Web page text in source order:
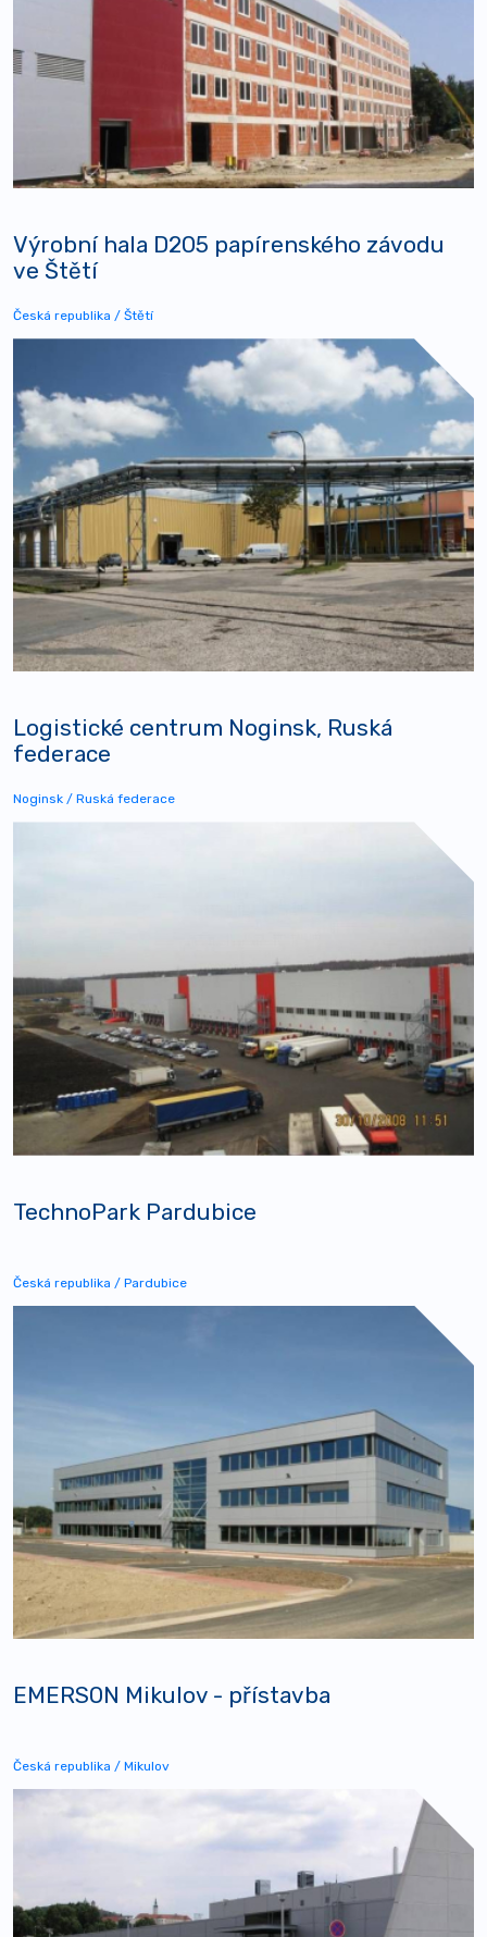
Výrobní hala D205 papírenského závodu
ve Štětí
Česká republika / Štětí
Logistické centrum Noginsk, Ruská
federace
Noginsk / Ruská federace
TechnoPark Pardubice
Česká republika / Pardubice
EMERSON Mikulov - přístavba
Česká republika / Mikulov